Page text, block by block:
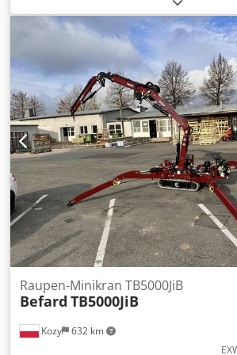
Krantraglast: bis 2.000 kg, Arbeitshöhe:
Ausschübe: voll hydraulisch, Flyjib: TGT
2000", Fahrwerk: Raupenfahrwerk,
teleskopierbar, Beschichtung: KTL-
Vanguard, Eigengewicht: ca. 1.700 kg,
Betriebsstunden, ohne Anhänger
Kozy 632 km
Raupen-Minikran TB5000JiB
Befard TB5000JiB